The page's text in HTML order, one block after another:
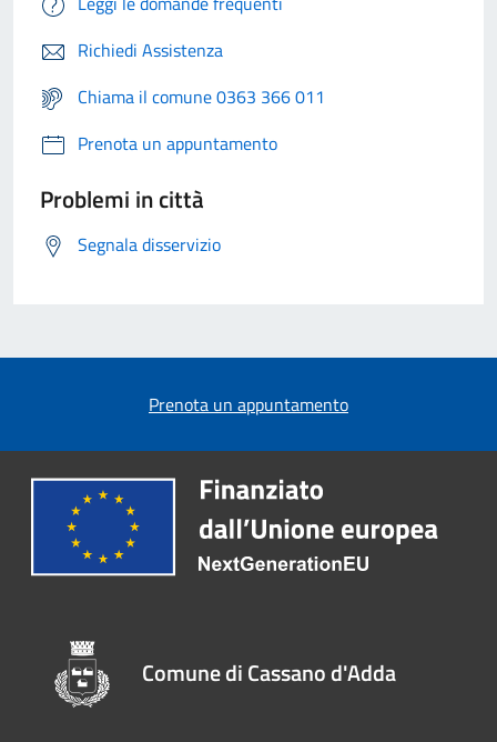
Richiedi Assistenza
Chiama il comune 0363 366 011
Prenota un appuntamento
Problemi in città
Segnala disservizio
Prenota un appuntamento
Comune di Cassano d'Adda